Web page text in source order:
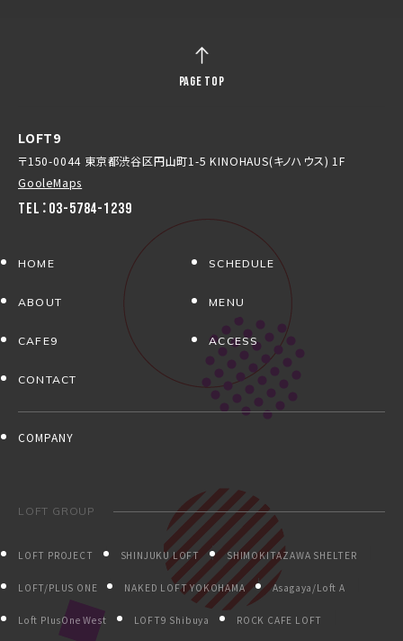
LOFT9
〒150-0044 東京都渋谷区円山町1-5 KINOHAUS(キノハウス) 1F
GooleMaps
TEL：03-5784-1239
HOME SCHEDULE
ABOUT MENU
CAFE9 ACCESS
CONTACT
COMPANY
LOFT GROUP
LOFT PROJECT SHINJUKU LOFT SHIMOKITAZAWA SHELTER
LOFT/PLUS ONE NAKED LOFT YOKOHAMA Asagaya/Loft A
Loft PlusOne West LOFT9 Shibuya ROCK CAFE LOFT
PAGE TOP